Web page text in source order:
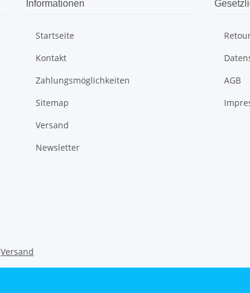
Informationen
Startseite
Kontakt
Zahlungsmöglichkeiten
Sitemap
Versand
Newsletter
AGB
Versand